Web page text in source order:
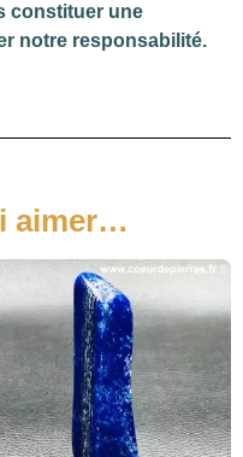
constituer une
notre responsabilité.
aimer…